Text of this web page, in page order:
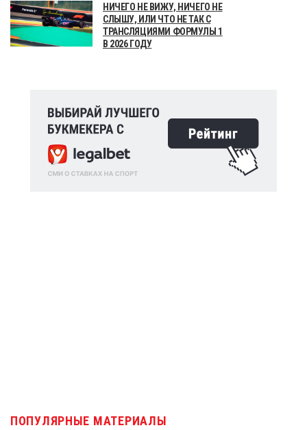
НИЧЕГО НЕ ВИЖУ, НИЧЕГО НЕ
СЛЫШУ, ИЛИ ЧТО НЕ ТАК С
ТРАНСЛЯЦИЯМИ ФОРМУЛЫ 1
В 2026 ГОДУ
ПОПУЛЯРНЫЕ МАТЕРИАЛЫ